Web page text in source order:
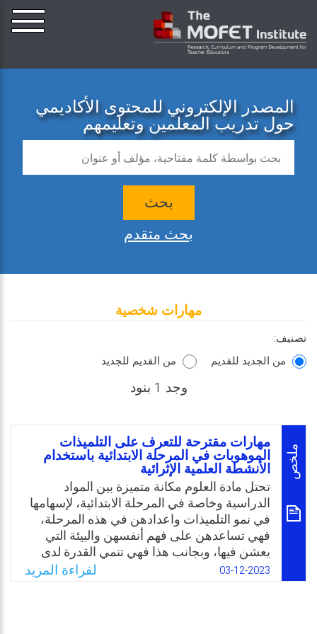
المصدر الإلكتروني للمحتوى الأكاديمي
حول تدريب المعلمين وتعليمهم
بحث
بحث متقدم
مهارات شخصية
تصنيف:
من الجديد للقديم
من القديم للجديد
وجد 1 بنود
ملخص
مهارات مقترحة للتعرف على التلميذات
الموهوبات في المرحلة الابتدائية باستخدام
الأنشطة العلمية الإثرائية
تحتل مادة العلوم مكانة متميزة بين المواد
الدراسية وخاصة في المرحلة الابتدائية، لإسهامها
في نمو التلميذات واعدادهن في هذه المرحلة،
فهي تساعدهن على فهم أنفسهن والبيئة التي
يعشن فيها، وبجانب هذا فهي تنمي القدرة لدى
التلميذات بهذه المرحلة على التفكير، حيث يبدأن
بتصنيف الأشياء والأحداث ويطرحن التساؤلات
03-12-2023 لقراءة المزيد